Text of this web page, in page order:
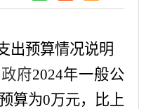
出预算情况说明
府2024年一般公
算为0万元，比上